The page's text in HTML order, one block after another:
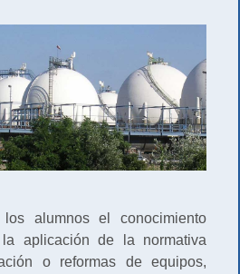
los alumnos el conocimiento
aplicación de la normativa
o reformas de equipos,